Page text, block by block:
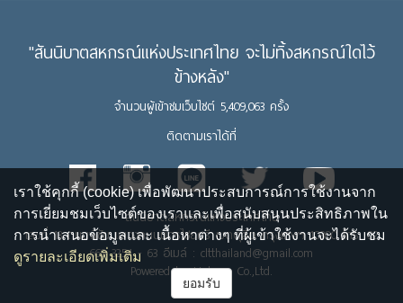
"สันนิบาตสหกรณ์แห่งประเทศไทย จะไม่ทิ้งสหกรณ์ใดไว้
ข้างหลัง"
จำนวนผู้เข้าชมเว็บไซต์ 5,409,063 ครั้ง
ติดตามเราได้ที่
สันนิบาตสหกรณ์แห่งประเทศไทย
เลขที่ 13 ถนนพิชัย แขวงถนนนครไชยศรี เขตดุสิต กรุงเทพฯ 10300 โทร. 02
669 3254 - 63 อีเมล์ : cltthailand@gmail.com
Powered by Upbean Co.,Ltd.
เราใช้คุกกี้ (cookie) เพื่อพัฒนาประสบการณ์การใช้งานจาก
การเยี่ยมชมเว็บไซต์ของเราและเพื่อสนับสนุนประสิทธิภาพใน
การนำเสนอข้อมูลและ เนื้อหาต่างๆ ที่ผู้เข้าใช้งานจะได้รับชม
ดูรายละเอียดเพิ่มเติม
ยอมรับ